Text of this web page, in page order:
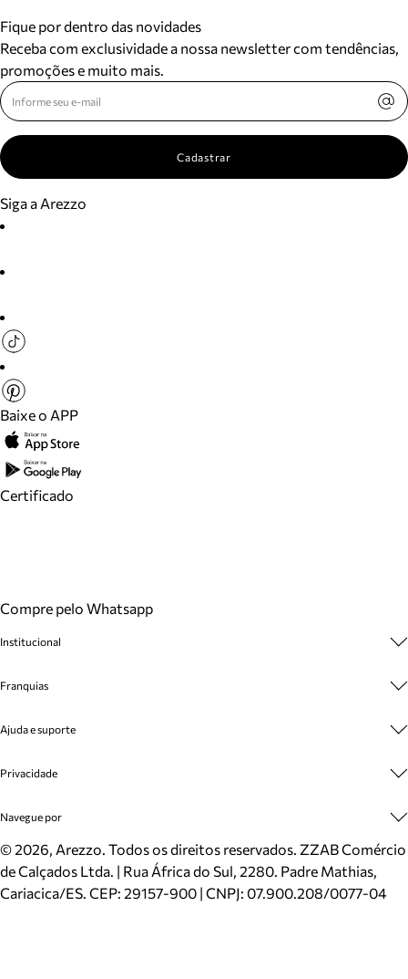
Fique por dentro das novidades
Receba com exclusividade a nossa newsletter com tendências,
promoções e muito mais.
Cadastrar
Siga a Arezzo
Baixe o APP
Certificado
Compre pelo Whatsapp
Institucional
Cashback
Venda Corporativa
Mapa do Site
Inverno
Mundo Arezzo
Franquias
Plano de Negócio
Ajuda e suporte
Cadastro
Meus Pedidos
Trocas e Devoluções
Cartão Presente
Localizador de lojas
Privacidade
Politica e Privacidade
Navegue por
Sapatos
Bolsas
Scarpins
©2026, Arezzo. Todos os direitos reservados. ZZAB Comércio
de Calçados Ltda. | Rua África do Sul, 2280. Padre Mathias,
Cariacica/ES. CEP: 29157-900 | CNPJ: 07.900.208/0077-04